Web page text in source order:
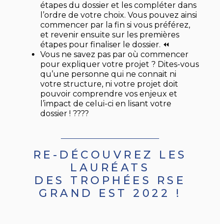
étapes du dossier et les compléter dans
l’ordre de votre choix. Vous pouvez ainsi
commencer par la fin si vous préférez,
et revenir ensuite sur les premières
étapes pour finaliser le dossier. ⏪
Vous ne savez pas par où commencer
pour expliquer votre projet ? Dites-vous
qu’une personne qui ne connait ni
votre structure, ni votre projet doit
pouvoir comprendre vos enjeux et
l’impact de celui-ci en lisant votre
dossier ! ????
RE-DÉCOUVREZ LES
LAURÉATS
DES TROPHÉES RSE
GRAND EST 2022 !